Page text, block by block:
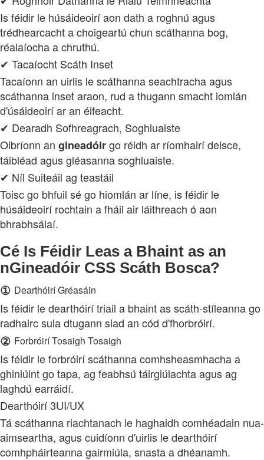
Is féidir le húsáideoirí aon dath a roghnú agus
trédhearcacht a choigeartú chun scáthanna bog,
réalaíocha a chruthú.
✔ Tacaíocht Scáth Inset
Tacaíonn an uirlis le scáthanna seachtracha agus
scáthanna inset araon, rud a thugann smacht iomlán
d'úsáideoirí ar an éifeacht.
✔ Dearadh Sofhreagrach, Soghluaiste
Oibríonn an gineadóirgo réidh ar ríomhairí deisce,
táibléad agus gléasanna soghluaiste.
✔ Níl Suiteáil ag teastáil
Toisc go bhfuil sé go hiomlán ar líne, is féidir le
húsáideoirí rochtain a fháil air láithreach ó aon
bhrabhsálaí.
Cé Is Féidir Leas a Bhaint as an
nGineadóir CSS Scáth Bosca?
① Dearthóirí Gréasáin
Is féidir le dearthóirí triail a bhaint as scáth-stíleanna go
radhairc sula dtugann siad an cód d'fhorbróirí.
② Forbróirí Tosaigh Tosaigh
Is féidir le forbróirí scáthanna comhsheasmhacha a
ghiniúint go tapa, ag feabhsú táirgiúlachta agus ag
laghdú earráidí.
Dearthóirí 3UI/UX
Tá scáthanna riachtanach le haghaidh comhéadain nua-
aimseartha, agus cuidíonn d'uirlis le dearthóirí
comhpháirteanna gairmiúla, snasta a dhéanamh.